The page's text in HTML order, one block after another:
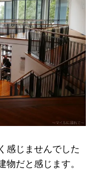
感じませんでした
だと感じます。